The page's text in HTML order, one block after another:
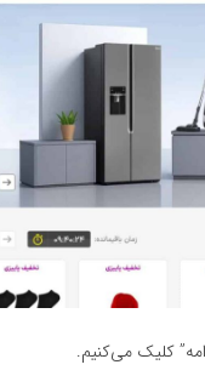
کلیک می‌کنیم.